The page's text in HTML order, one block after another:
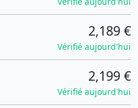
2,189 €
Vérifié aujourd'hui
2,199 €
Vérifié aujourd'hui